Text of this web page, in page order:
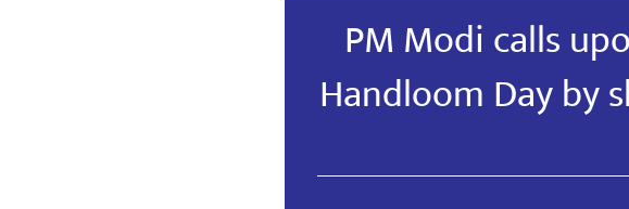
PM Modi calls
Handloom Day by